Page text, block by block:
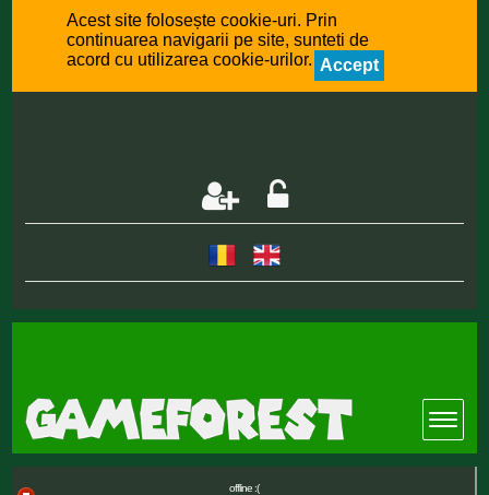
Acest site folosește cookie-uri. Prin
continuarea navigarii pe site, sunteti de
acord cu utilizarea cookie-urilor. Accept
offline :(